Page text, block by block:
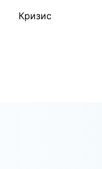
Кризис